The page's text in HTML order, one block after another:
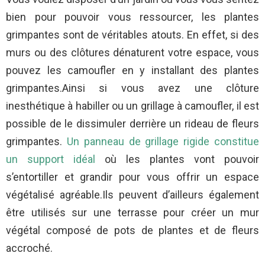
bien pour pouvoir vous ressourcer, les plantes
grimpantes sont de véritables atouts. En effet, si des
murs ou des clôtures dénaturent votre espace, vous
pouvez les camoufler en y installant des plantes
grimpantes.Ainsi si vous avez une clôture
inesthétique à habiller ou un grillage à camoufler, il est
possible de le dissimuler derrière un rideau de fleurs
grimpantes. Un panneau de grillage rigide constitue
un support idéal
où les plantes vont pouvoir
s’entortiller et grandir pour vous offrir un espace
végétalisé agréable.Ils peuvent d’ailleurs également
être utilisés sur une terrasse pour créer un mur
végétal composé de pots de plantes et de fleurs
accroché.